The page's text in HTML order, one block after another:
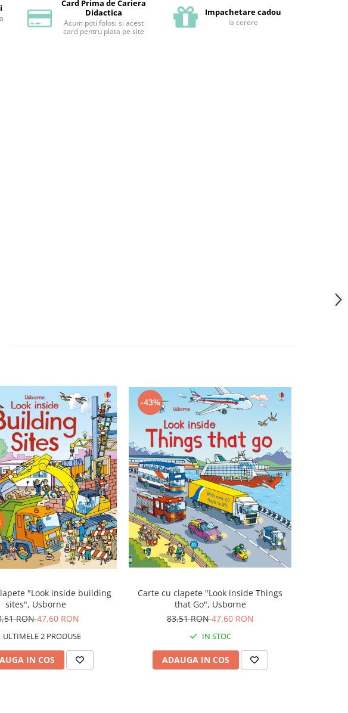
Card Prima de Cariera
Didactica
Acum poti folosi si acest
card pentru plata pe site
Impachetare cadou
la cerere
"Look inside building
sites", Usborne
RON47,60 RON
ULTIMELE 2 PRODUSE
IN COS
-43%
Carte cu clapete "Look inside Things
that Go", Usborne
83,51 RON47,60 RON
IN STOC
ADAUGA IN COS